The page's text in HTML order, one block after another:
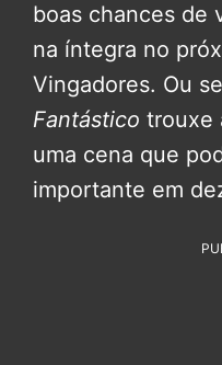
boas chances de
na íntegra no
Vingadores. Ou
Fantástico trouxe
uma cena que
importante em